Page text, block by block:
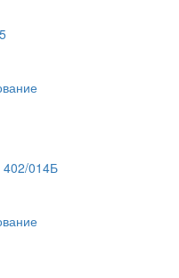
014Б